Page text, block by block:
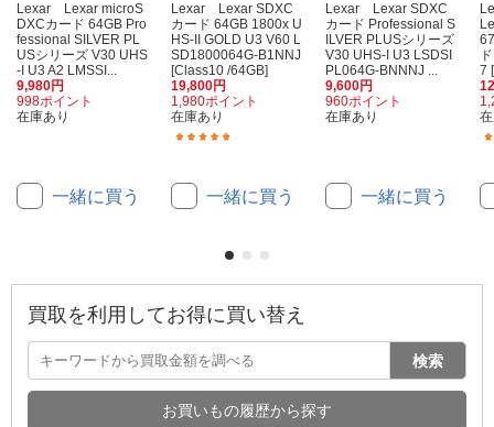
Lexar Lexar microS
DXCカード 64GB Pro
fessional SILVER PL
USシリーズ V30 UHS
-I U3 A2 LMSSI...
9,980円
998ポイント
在庫あり
一緒に買う
Lexar Lexar SDXC
カード 64GB 1800x U
HS-II GOLD U3 V60 L
SD1800064G-B1NNJ
[Class10 /64GB]
19,800円
1,980ポイント
在庫あり
一緒に買う
Lexar Lexar SDXC
カード Professional S
ILVER PLUSシリーズ
V30 UHS-I U3 LSDSI
PL064G-BNNNJ ...
9,600円
960ポイント
在庫あり
一緒に買う
7
買取を利用してお得に買い替え
検索
お買いもの履歴から探す